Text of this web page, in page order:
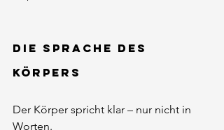
Die Sprache des
Körpers
Der Körper spricht klar – nur nicht in
Worten.